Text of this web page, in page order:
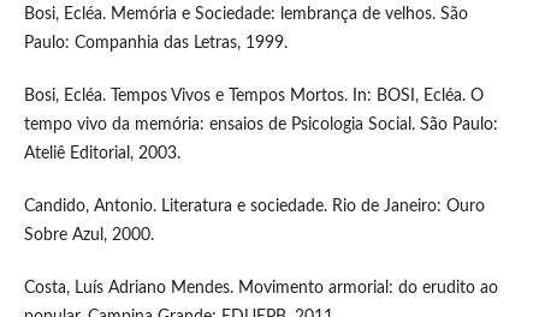
Bosi, Ecléa. Memória e Sociedade: lembrança de velhos. São
Paulo: Companhia das Letras, 1999.
Bosi, Ecléa. Tempos Vivos e Tempos Mortos. In: BOSI, Ecléa. O
tempo vivo da memória: ensaios de Psicologia Social. São Paulo:
Ateliê Editorial, 2003.
Candido, Antonio. Literatura e sociedade. Rio de Janeiro: Ouro
Sobre Azul, 2000.
Costa, Luís Adriano Mendes. Movimento armorial: do erudito ao